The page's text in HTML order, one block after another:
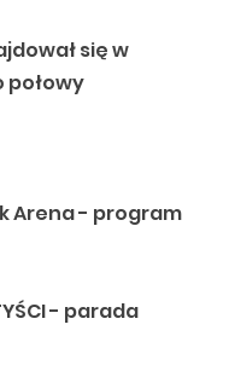
się w
połowy
Arena - program
- parada